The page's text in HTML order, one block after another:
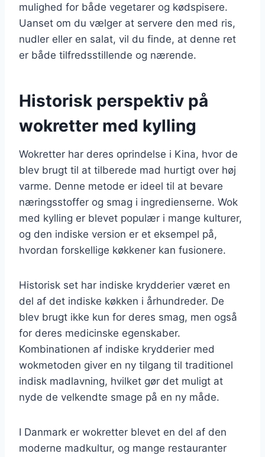
mulighed for både vegetarer og kødspisere.
Uanset om du vælger at servere den med ris,
nudler eller en salat, vil du finde, at denne ret
er både tilfredsstillende og nærende.
Historisk perspektiv på
wokretter med kylling
Wokretter har deres oprindelse i Kina, hvor de
blev brugt til at tilberede mad hurtigt over høj
varme. Denne metode er ideel til at bevare
næringsstoffer og smag i ingredienserne. Wok
med kylling er blevet populær i mange kulturer,
og den indiske version er et eksempel på,
hvordan forskellige køkkener kan fusionere.
Historisk set har indiske krydderier været en
del af det indiske køkken i århundreder. De
blev brugt ikke kun for deres smag, men også
for deres medicinske egenskaber.
Kombinationen af indiske krydderier med
wokmetoden giver en ny tilgang til traditionel
indisk madlavning, hvilket gør det muligt at
nyde de velkendte smage på en ny måde.
I Danmark er wokretter blevet en del af den
moderne madkultur, og mange restauranter